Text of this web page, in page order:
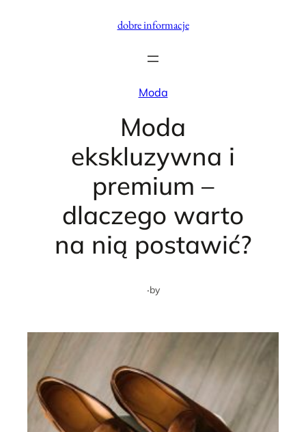
dobre informacje
Moda
Moda
ekskluzywna i
premium –
dlaczego warto
na nią postawić?
·by